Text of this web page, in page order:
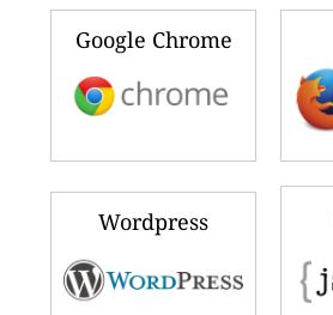
Google Chrome
Wordpress